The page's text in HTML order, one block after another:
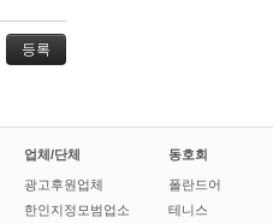
업체/단체
광고후원업체
한인지정모범업소
동호회
폴란드어
테니스